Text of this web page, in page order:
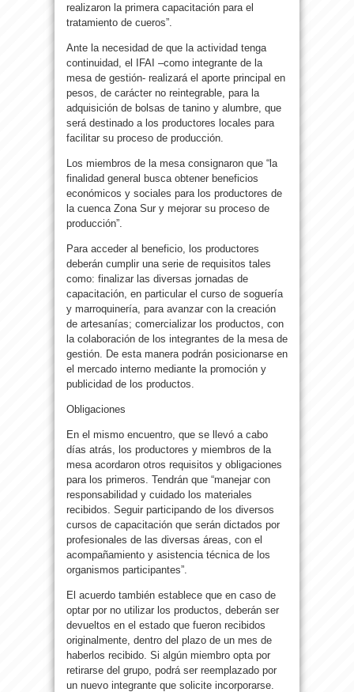
realizaron la primera capacitación para el
tratamiento de cueros”.
Ante la necesidad de que la actividad tenga
continuidad, el IFAI –como integrante de la
mesa de gestión- realizará el aporte principal en
pesos, de carácter no reintegrable, para la
adquisición de bolsas de tanino y alumbre, que
será destinado a los productores locales para
facilitar su proceso de producción.
Los miembros de la mesa consignaron que “la
finalidad general busca obtener beneficios
económicos y sociales para los productores de
la cuenca Zona Sur y mejorar su proceso de
producción”.
Para acceder al beneficio, los productores
deberán cumplir una serie de requisitos tales
como: finalizar las diversas jornadas de
capacitación, en particular el curso de soguería
y marroquinería, para avanzar con la creación
de artesanías; comercializar los productos, con
la colaboración de los integrantes de la mesa de
gestión. De esta manera podrán posicionarse en
el mercado interno mediante la promoción y
publicidad de los productos.
Obligaciones
En el mismo encuentro, que se llevó a cabo
días atrás, los productores y miembros de la
mesa acordaron otros requisitos y obligaciones
para los primeros. Tendrán que “manejar con
responsabilidad y cuidado los materiales
recibidos. Seguir participando de los diversos
cursos de capacitación que serán dictados por
profesionales de las diversas áreas, con el
acompañamiento y asistencia técnica de los
organismos participantes”.
El acuerdo también establece que en caso de
optar por no utilizar los productos, deberán ser
devueltos en el estado que fueron recibidos
originalmente, dentro del plazo de un mes de
haberlos recibido. Si algún miembro opta por
retirarse del grupo, podrá ser reemplazado por
un nuevo integrante que solicite incorporarse.